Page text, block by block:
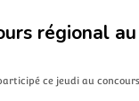
régional au
ce jeudi au concours